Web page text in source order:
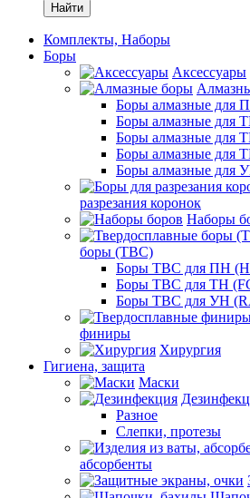
Найти
Комплекты, Наборы
Боры
Аксессуары
Боры алмазные для
Боры алмазные для
Боры алмазные для
Боры алмазные для
Боры алмазные для
разрезания коронок
Наборы
боры (ТВС)
Боры ТВС для ПН
Боры ТВС для ТН
Боры ТВС для УН
финиры
Хирургия
Гигиена, защита
Маски
Разное
Слепки, протезы
абсорбенты